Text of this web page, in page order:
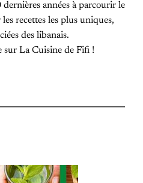
dernières années à parcourir le
recettes les plus uniques,
des libanais.
sur La Cuisine de Fifi !